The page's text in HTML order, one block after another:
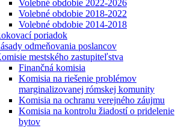
Volebné obdobie 2022-2026
Volebné obdobie 2018-2022
Volebné obdobie 2014-2018
poriadok
odmeňovania poslancov
mestského zastupiteľstva
Finančná komisia
Komisia na riešenie problémov
marginalizovanej rómskej komunity
Komisia na ochranu verejného záujmu
Komisia na kontrolu žiadostí o pridelenie
bytov